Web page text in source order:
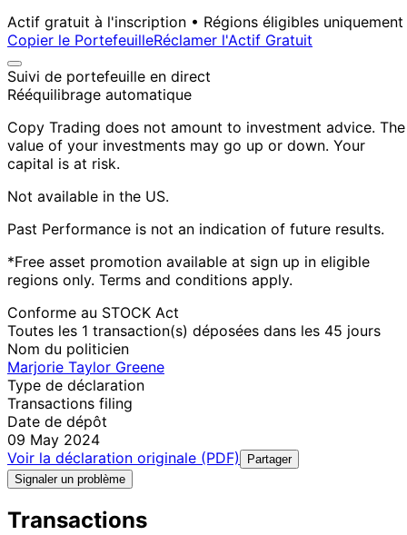
Actif gratuit à l'inscription • Régions éligibles uniquement
Copier le PortefeuilleRéclamer l'Actif Gratuit
Suivi de portefeuille en direct
Rééquilibrage automatique
Copy Trading does not amount to investment advice. The
value of your investments may go up or down. Your
capital is at risk.
Not available in the US.
Past Performance is not an indication of future results.
*Free asset promotion available at sign up in eligible
regions only. Terms and conditions apply.
Conforme au STOCK Act
Toutes les 1 transaction(s) déposées dans les 45 jours
Nom du politicien
Marjorie Taylor Greene
Type de déclaration
Transactions filing
Date de dépôt
09 May 2024
Voir la déclaration originale (PDF)
Partager
Signaler un problème
Transactions